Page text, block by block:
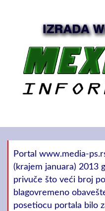
Portal www.media-
(krajem januara) 2013
privuče što veći broj
blagovremeno
posetiocu portala bilo